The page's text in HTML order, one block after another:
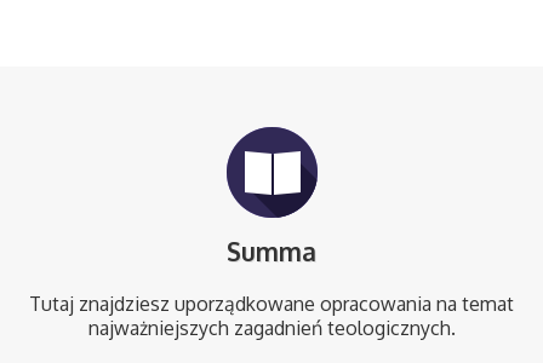
Summa
Tutaj znajdziesz uporządkowane opracowania na temat
najważniejszych zagadnień teologicznych.